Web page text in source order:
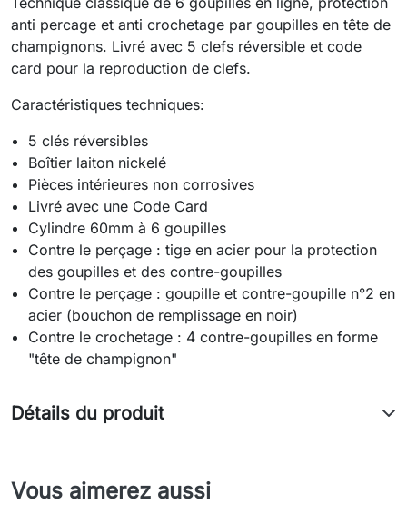
anti percage et anti crochetage par goupilles en tête de
champignons. Livré avec 5 clefs réversible et code
card pour la reproduction de clefs.
Caractéristiques techniques:
5 clés réversibles
Boîtier laiton nickelé
Pièces intérieures non corrosives
Livré avec une Code Card
Cylindre 60mm à 6 goupilles
Contre le perçage : tige en acier pour la protection
des goupilles et des contre-goupilles
Contre le perçage : goupille et contre-goupille n°2 en
acier (bouchon de remplissage en noir)
Contre le crochetage : 4 contre-goupilles en forme
"tête de champignon"
Détails du produit
Vous aimerez aussi